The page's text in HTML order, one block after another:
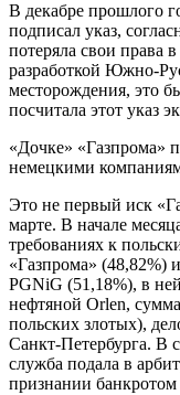
В декабре прошлого
подписал указ,
потеряла свои права
разработкой Южно-
месторождения, это
посчитала этот указ
«Дочке» «Газпрома»
немецкими
Это не первый иск
марте. В начале
требованиях к
«Газпрома» (48,82%)
PGNiG (51,18%), в
нефтяной Orlen,
польских злотых),
Санкт-Петербурга. В
служба подала в
признании